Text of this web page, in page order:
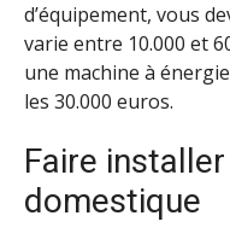
d’équipement, vous
varie entre 10.000 et
une machine à
les 30.000 euros.
Faire
domestique